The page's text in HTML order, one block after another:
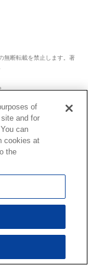
無断転載を禁止します。著
of
and for
can
cookies at
the